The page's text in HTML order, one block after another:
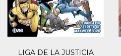
LIGA DE LA JUSTICIA